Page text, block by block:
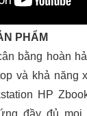
PHẨM
bằng hoàn
và khả năng
HP
đầy đủ mọi